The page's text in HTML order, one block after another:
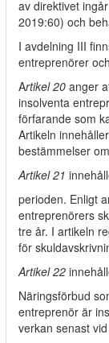
av direktivet
2019:60) och
I avdelning III
entreprenörer
Artikel 20 anger
insolventa
förfarande som
Artikeln
bestämmelser
Artikel 21
perioden. Enligt
entreprenörers
tre år. I artikeln
för
Artikel 22
Näringsförbud
entreprenör är
verkan senast